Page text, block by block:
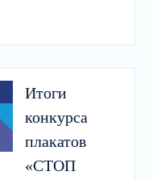
Итоги
конкурса
плакатов
«СТОП